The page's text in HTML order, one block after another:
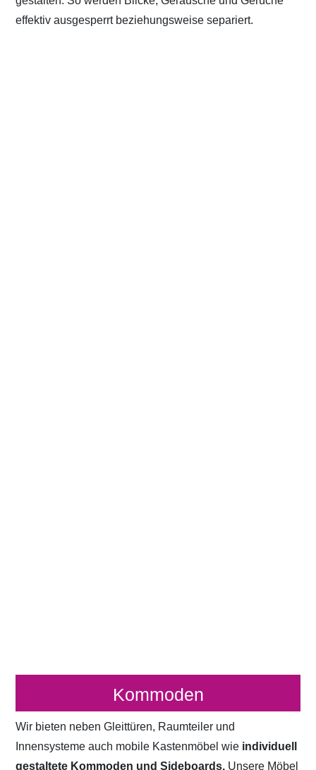
effektiv ausgesperrt beziehungsweise separiert.
Kommoden
Wir bieten neben Gleittüren, Raumteiler und
Innensysteme auch mobile Kastenmöbel wie individuell
gestaltete Kommoden und Sideboards. Unsere Möbel